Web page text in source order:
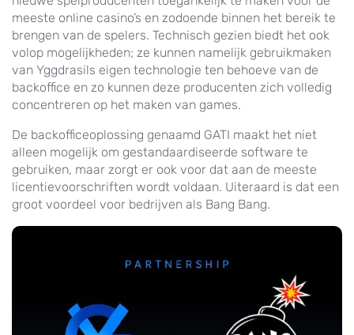
meeste online casino’s en zodoende binnen het bereik te
brengen van de spelers. Technisch gezien biedt het ook
volop mogelijkheden; ze kunnen namelijk gebruikmaken
van Yggdrasils eigen technologie ten behoeve van de
backoffice en zo kunnen deze producenten zich volledig
concentreren op het maken van games.
De backofficeoplossing genaamd GATI maakt het niet
alleen mogelijk om gestandaardiseerde software te
gebruiken, maar zorgt er ook voor dat aan de meeste
licentievoorschriften wordt voldaan. Uiteraard is dat een
groot voordeel voor bedrijven als Bang Bang.